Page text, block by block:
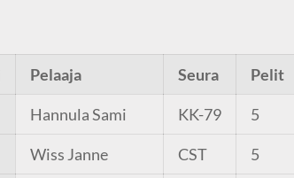
Pelaaja Seura Pelit
Hannula Sami KK-79 5
Wiss Janne CST 5